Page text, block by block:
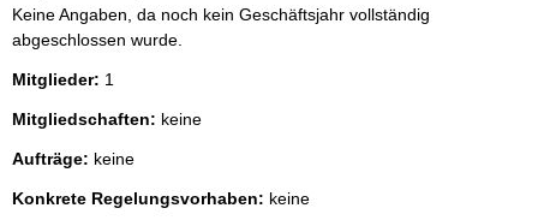
Keine Angaben, da noch kein Geschäftsjahr vollständig
abgeschlossen wurde.
Mitglieder: 1
Mitgliedschaften: keine
Aufträge: keine
Konkrete Regelungsvorhaben: keine